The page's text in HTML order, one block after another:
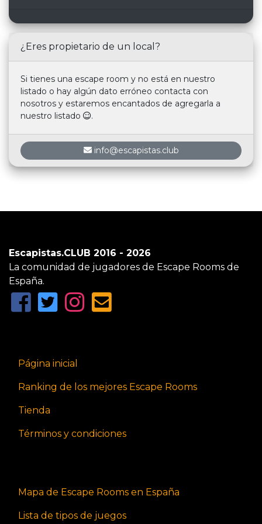
¿Eres propietario de un local?
Si tienes una escape room y no está en nuestro
listado o hay algún dato erróneo contacta con
nosotros y estaremos encantados de agregarla a
nuestro listado
.
info@escapistas.club
Escapistas.CLUB 2016 - 2026
La comunidad de jugadores de Escape Rooms de
España.
Página inicial
Ranking de los mejores Escape Rooms
Tienda
Términos y condiciones
Mapa de Escape Rooms en España
Lista de tipos de juegos